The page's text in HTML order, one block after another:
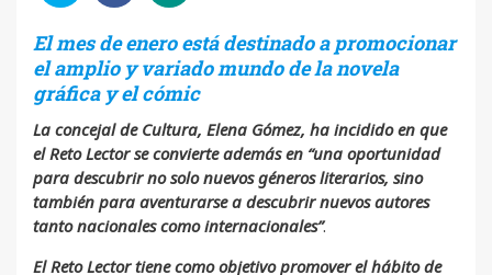
El mes de enero está destinado a promocionar
el amplio y variado mundo de la novela
gráfica y el cómic
La concejal de Cultura, Elena Gómez, ha incidido en que
el Reto Lector se convierte además en “una oportunidad
para descubrir no solo nuevos géneros literarios, sino
también para aventurarse a descubrir nuevos autores
tanto nacionales como internacionales”.
El Reto Lector tiene como objetivo promover el hábito de